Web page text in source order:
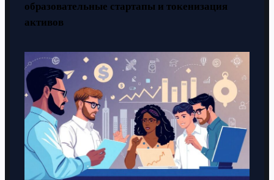
образовательные стартапы и токенизация
активов